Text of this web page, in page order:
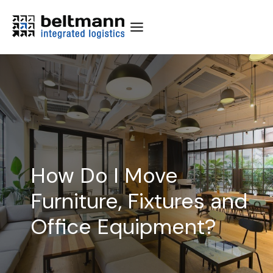
content
How Do I Move
Furniture, Fixtures and
Office Equipment?